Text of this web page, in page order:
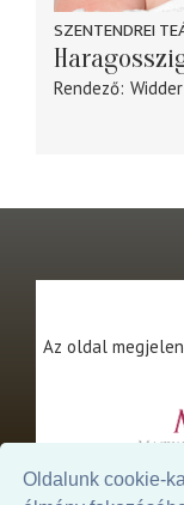
Oldalunk cookie-
SZENTENDREI
Rendező
Az oldal